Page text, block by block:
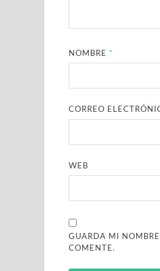
NOMBRE *
CORREO
WEB
GUARDA MI
COMENTE.